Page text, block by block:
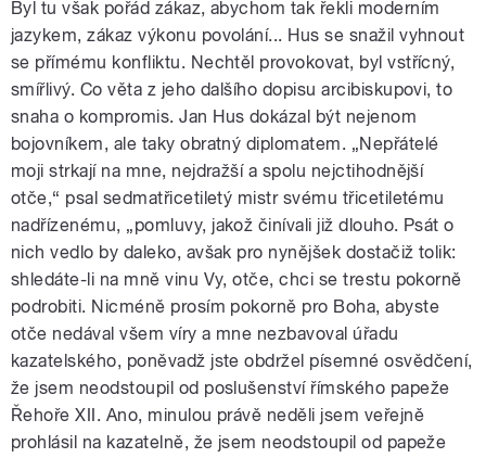
Byl tu však pořád zákaz, abychom tak řekli moderním
jazykem, zákaz výkonu povolání... Hus se snažil vyhnout
se přímému konfliktu. Nechtěl provokovat, byl vstřícný,
smířlivý. Co věta z jeho dalšího dopisu arcibiskupovi, to
snaha o kompromis. Jan Hus dokázal být nejenom
bojovníkem, ale taky obratný diplomatem. „Nepřátelé
moji strkají na mne, nejdražší a spolu nejctihodnější
otče,“ psal sedmatřicetiletý mistr svému třicetiletému
nadřízenému, „pomluvy, jakož činívali již dlouho. Psát o
nich vedlo by daleko, avšak pro nynějšek dostačiž tolik:
shledáte-li na mně vinu Vy, otče, chci se trestu pokorně
podrobiti. Nicméně prosím pokorně pro Boha, abyste
otče nedával všem víry a mne nezbavoval úřadu
kazatelského, poněvadž jste obdržel písemné osvědčení,
že jsem neodstoupil od poslušenství římského papeže
Řehoře XII. Ano, minulou právě neděli jsem veřejně
prohlásil na kazatelně, že jsem neodstoupil od papeže